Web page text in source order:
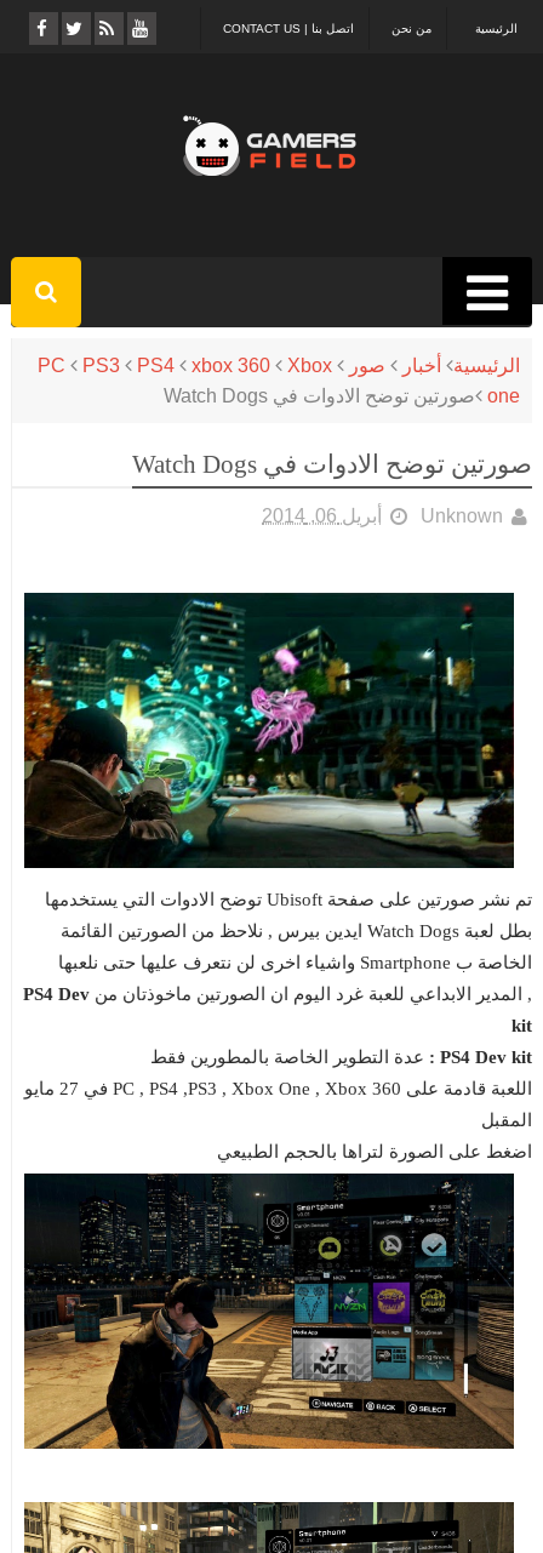
اتصل بنا | CONTACT US من نحن الرئيسية
الرئيسية أخبار صور PC PS3 PS4 xbox 360
Xbox
one صورتين توضح الادوات في Watch Dogs
صورتين توضح الادوات في Watch Dogs
Unknown أبريل 06, 2014
تم نشر صورتين على صفحة Ubisoft توضح الادوات التي يستخدمها
بطل لعبة Watch Dogs ايدين بيرس , نلاحظ من الصورتين القائمة
الخاصة ب Smartphone واشياء اخرى لن نتعرف عليها حتى نلعبها
, المدير الابداعي للعبة غرد اليوم ان الصورتين ماخوذتان من PS4 Dev
kit
PS4 Dev kit :
عدة التطوير الخاصة بالمطورين فقط
اللعبة قادمة على PC , PS4 ,PS3 , Xbox One , Xbox 360 في 27 مايو
المقبل
اضغط على الصورة لتراها بالحجم الطبيعي